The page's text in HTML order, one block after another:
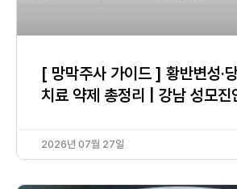
[ 망막주사 가이드 ] 황반변성·
치료 약제 총정리 | 강남 성모진
2026년 07월 27일